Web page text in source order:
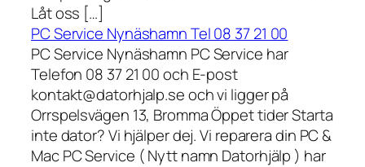
Låt oss […]
PC Service Nynäshamn Tel 08 37 21 00
PC Service Nynäshamn PC Service har
Telefon 08 37 21 00 och E-post
kontakt@datorhjalp.se och vi ligger på
Orrspelsvägen 13, Bromma Öppet tider Starta
inte dator? Vi hjälper dej. Vi reparera din PC &
Mac PC Service ( Nytt namn Datorhjälp ) har